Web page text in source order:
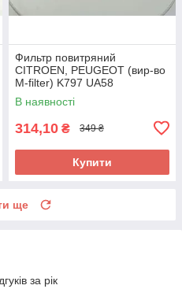
Фильтр повитряний
CITROEN, PEUGEOT (вир-во
M-filter) K797 UA58
В наявності
314,10 ₴ 349 ₴
Купити
ще
за рік